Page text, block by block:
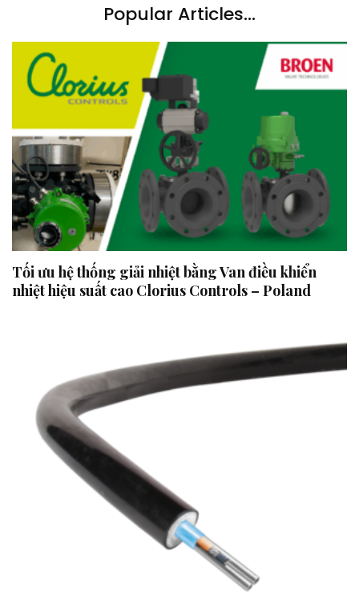
Popular Articles...
Tối ưu hệ thống giải nhiệt bằng Van điều khiển
nhiệt hiệu suất cao Clorius Controls – Poland